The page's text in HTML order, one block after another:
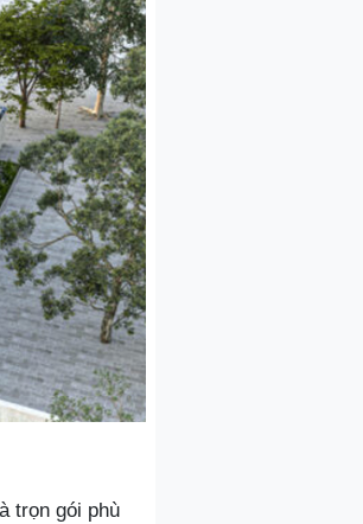
trọn gói phù